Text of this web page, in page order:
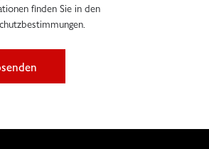
finden Sie in den